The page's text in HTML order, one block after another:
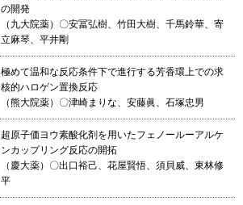
の開発
（九大院薬）〇安冨弘樹、竹田大樹、千馬鈴華、寄
立麻琴、平井剛
極めて温和な反応条件下で進行する芳香環上での求
核的ハロゲン置換反応
（熊大院薬）〇津崎まりな、安藤眞、石塚忠男
超原子価ヨウ素酸化剤を用いたフェノールーアルケ
ンカップリング反応の開拓
（慶大薬）〇出口裕己、花屋賢悟、須貝威、東林修
平